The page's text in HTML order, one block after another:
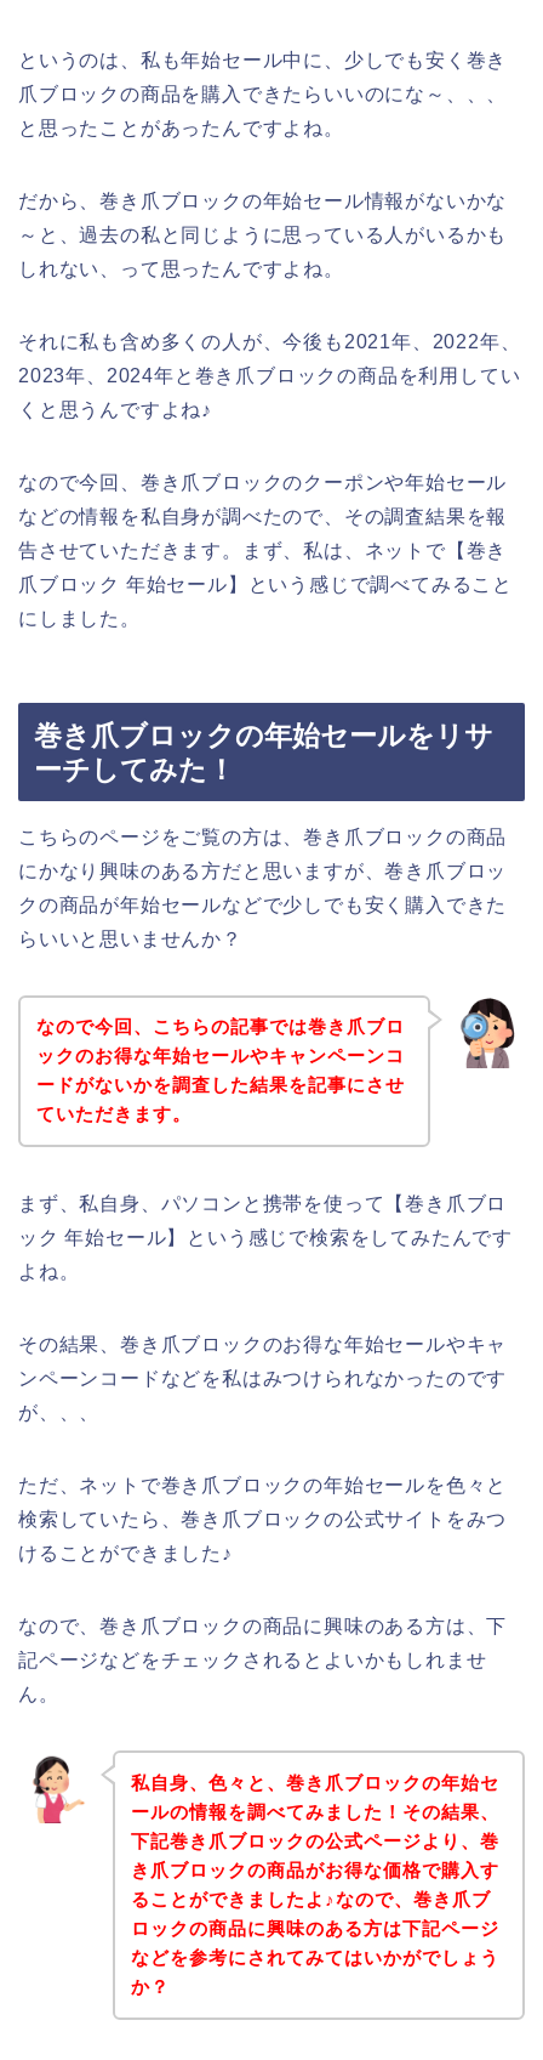
というのは、私も年始セール中に、少しでも安く巻き
爪ブロックの商品を購入できたらいいのにな～、、、
と思ったことがあったんですよね。
だから、巻き爪ブロックの年始セール情報がないかな
～と、過去の私と同じように思っている人がいるかも
しれない、って思ったんですよね。
それに私も含め多くの人が、今後も2021年、2022年、
2023年、2024年と巻き爪ブロックの商品を利用してい
くと思うんですよね♪
なので今回、巻き爪ブロックのクーポンや年始セール
などの情報を私自身が調べたので、その調査結果を報
告させていただきます。まず、私は、ネットで【巻き
爪ブロック 年始セール】という感じで調べてみること
にしました。
巻き爪ブロックの年始セールをリサ
ーチしてみた！
こちらのページをご覧の方は、巻き爪ブロックの商品
にかなり興味のある方だと思いますが、巻き爪ブロッ
クの商品が年始セールなどで少しでも安く購入できた
らいいと思いませんか？
なので今回、こちらの記事では巻き爪ブロ
ックのお得な年始セールやキャンペーンコ
ードがないかを調査した結果を記事にさせ
ていただきます。
まず、私自身、パソコンと携帯を使って【巻き爪ブロ
ック 年始セール】という感じで検索をしてみたんです
よね。
その結果、巻き爪ブロックのお得な年始セールやキャ
ンペーンコードなどを私はみつけられなかったのです
が、、、
ただ、ネットで巻き爪ブロックの年始セールを色々と
検索していたら、巻き爪ブロックの公式サイトをみつ
けることができました♪
なので、巻き爪ブロックの商品に興味のある方は、下
記ページなどをチェックされるとよいかもしれませ
ん。
私自身、色々と、巻き爪ブロックの年始セ
ールの情報を調べてみました！その結果、
下記巻き爪ブロックの公式ページより、巻
き爪ブロックの商品がお得な価格で購入す
ることができましたよ♪なので、巻き爪ブ
ロックの商品に興味のある方は下記ページ
などを参考にされてみてはいかがでしょう
か？